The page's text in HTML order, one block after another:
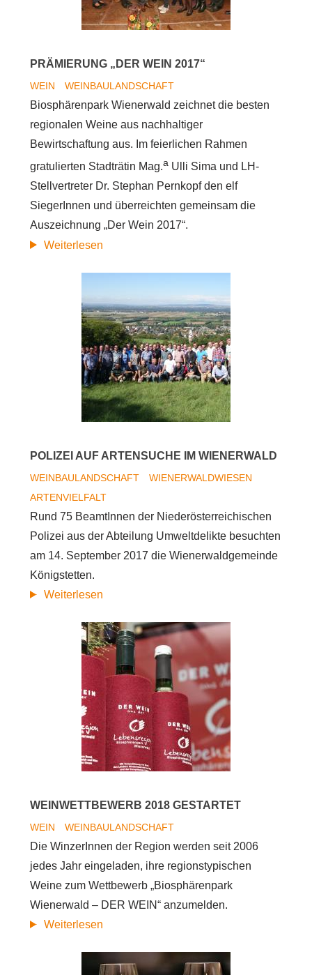
PRÄMIERUNG „DER WEIN 2017“
WEIN WEINBAULANDSCHAFT
Biosphärenpark Wienerwald zeichnet die besten
regionalen Weine aus nachhaltiger
Bewirtschaftung aus. Im feierlichen Rahmen
gratulierten Stadträtin Mag.a Ulli Sima und LH-
Stellvertreter Dr. Stephan Pernkopf den elf
SiegerInnen und überreichten gemeinsam die
Auszeichnung „Der Wein 2017“.
Weiterlesen
2017“
POLIZEI AUF ARTENSUCHE IM WIENERWALD
WEINBAULANDSCHAFT
WIENERWALDWIESEN
ARTENVIELFALT
Rund 75 BeamtInnen der Niederösterreichischen
Polizei aus der Abteilung Umweltdelikte besuchten
am 14. September 2017 die Wienerwaldgemeinde
Königstetten.
Weiterlesen
Artensuche
im
Wienerwald
WEINWETTBEWERB 2018 GESTARTET
WEIN WEINBAULANDSCHAFT
Die WinzerInnen der Region werden seit 2006
jedes Jahr eingeladen, ihre regionstypischen
Weine zum Wettbewerb „Biosphärenpark
Wienerwald – DER WEIN“ anzumelden.
Weiterlesen
gestartet